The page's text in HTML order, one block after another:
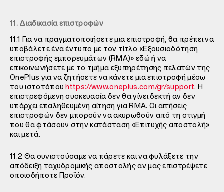
11. Διαδικασία επιστροφών
11.1 Για να πραγματοποιήσετε μια επιστροφή, θα πρέπει να
υποβάλετε ένα έντυπο με τον τίτλο «Εξουσιοδότηση
επιστροφής εμπορευμάτων (RMA)» εδώ ή να
επικοινωνήσετε με το τμήμα εξυπηρέτησης πελατών της
OnePlus για να ζητήσετε να κάνετε μια επιστροφή μέσω
του ιστοτόπου https://www.oneplus.com/gr/support. Η
επιστρεφόμενη συσκευασία δεν θα γίνει δεκτή αν δεν
υπάρχει επαληθευμένη αίτηση για RMA. Οι αιτήσεις
επιστροφών δεν μπορούν να ακυρωθούν από τη στιγμή
που θα φτάσουν στην κατάσταση «Επιτυχής αποστολή»
και μετά.
11.2 Θα συνιστούσαμε να πάρετε και να φυλάξετε την
απόδειξη ταχυδρομικής αποστολής αν μας επιστρέψετε
οποιοδήποτε Προϊόν.